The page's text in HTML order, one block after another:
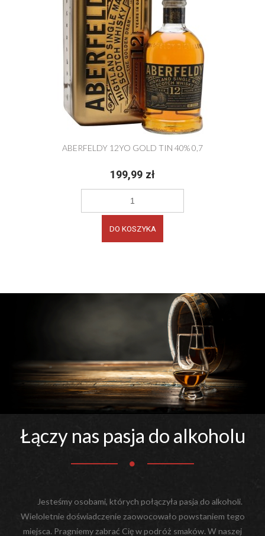
ABERFELDY 12YO GOLD TIN 40% 0,7
199,99 zł
DO KOSZYKA
Łączy nas pasja do alkoholu
Jesteśmy osobami, których połączyła pasja do alkoholi.
Wieloletnie doświadczenie zaowocowało powstaniem tego
miejsca. Pragniemy zabrać Cię w podróż smaków. W naszej